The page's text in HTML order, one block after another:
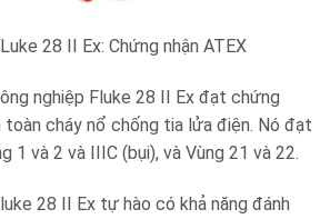
28 II Ex: Chứng nhận ATEX
nghiệp Fluke 28 II Ex đạt chứng
toàn cháy nổ chống tia lửa điện. Nó đạt
1 và 2 và IIIC (bụi), và Vùng 21 và 22.
28 II Ex tự hào có khả năng đánh